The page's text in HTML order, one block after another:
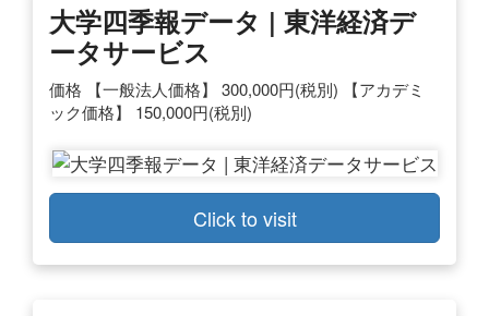
大学四季報データ | 東洋経済デ
ータサービス
価格 【一般法人価格】 300,000円(税別) 【アカデミ
ック価格】 150,000円(税別)
Click to visit